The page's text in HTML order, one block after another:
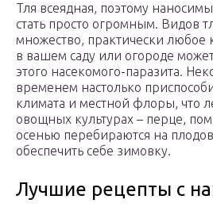
Тля всеядная, поэтому
стать просто огромным. Видов
множество, практически любое
в вашем саду или огороде
этого насекомого-паразита.
временем настолько
климата и местной флоры, что
овощных культурах – перце,
осенью перебираются на
обеспечить себе зимовку.
Лучшие рецепты с